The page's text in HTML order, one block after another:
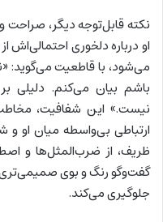
نکته قابل‌توجه دیگر،
او درباره دلخوری
می‌شود، با قاطعیت می‌گوید:
باشم بیان می‌کنم.
نیست.» این شفافیت،
ارتباطی بی‌واسطه میان او و
ظریف، از ضرب‌المثل‌ها و
گفت‌وگو رنگ و بوی
جلوگیری می‌کند.